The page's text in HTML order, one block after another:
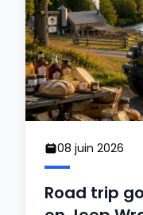
08 juin 2026
Road trip